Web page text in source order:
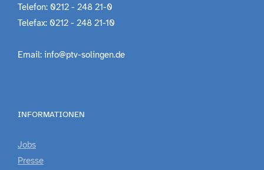
Telefon: 0212 - 248 21-0
Telefax: 0212 - 248 21-10
Email: info@ptv-solingen.de
INFORMATIONEN
Jobs
Presse